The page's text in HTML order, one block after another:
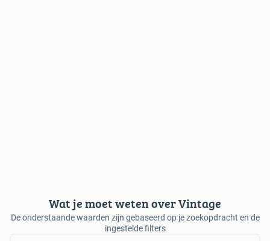
Wat je moet weten over Vintage
De onderstaande waarden zijn gebaseerd op je zoekopdracht en de
ingestelde filters